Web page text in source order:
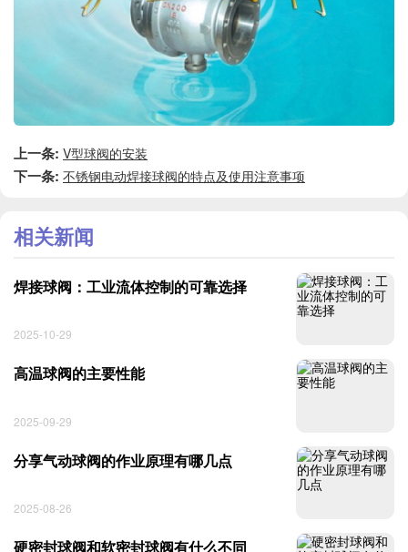
上一条: V型球阀的安装
下一条: 不锈钢电动焊接球阀的特点及使用注意事项
相关新闻
焊接球阀：工业流体控制的可靠选择
2025-10-29
高温球阀的主要性能
2025-09-29
分享气动球阀的作业原理有哪几点
2025-08-26
硬密封球阀和软密封球阀有什么不同